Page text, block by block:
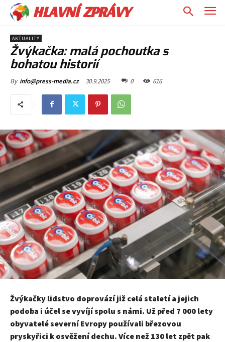
HLAVNÍ ZPRÁVY
AKTUALITY
Žvýkačka: malá pochoutka s
bohatou historií
By info@press-media.cz 30.9.2025 0 616
Žvýkačky lidstvo doprovází již celá staletí a jejich
podoba i účel se vyvíjí spolu s námi. Už před 7 000 lety
obyvatelé severní Evropy používali březovou
pryskyřici k osvěžení dechu. Více než 130 let zpět pak